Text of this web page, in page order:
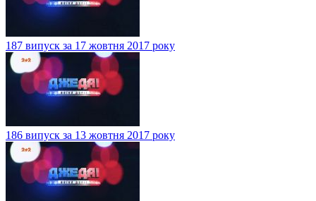
187 випуск за 17 жовтня 2017 року
186 випуск за 13 жовтня 2017 року